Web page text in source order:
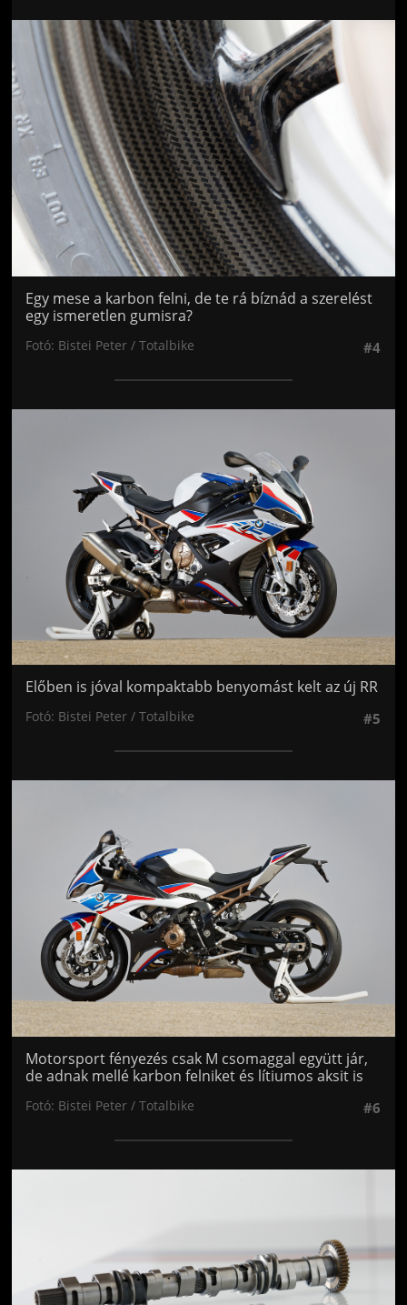
Jön még kép!
Egy mese a karbon felni, de te rá bíznád a szerelést
egy ismeretlen gumisra?
Fotó: Bistei Peter / Totalbike #4
Előben is jóval kompaktabb benyomást kelt az új RR
Fotó: Bistei Peter / Totalbike #5
Motorsport fényezés csak M csomaggal együtt jár,
de adnak mellé karbon felniket és lítiumos aksit is
Fotó: Bistei Peter / Totalbike #6